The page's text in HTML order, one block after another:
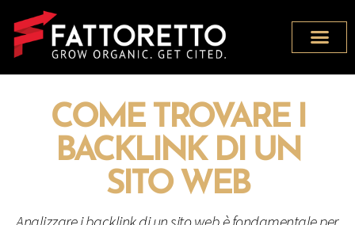
COME TROVARE I
BACKLINK DI UN
SITO WEB